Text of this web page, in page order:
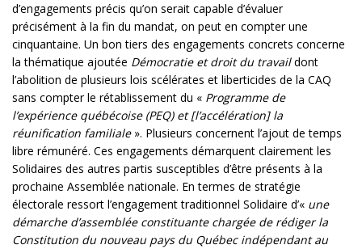
d’engagements précis qu’on serait capable d’évaluer
précisément à la fin du mandat, on peut en compter une
cinquantaine. Un bon tiers des engagements concrets concerne
la thématique ajoutée Démocratie et droit du travaildont
l’abolition de plusieurs lois scélérates et liberticides de la CAQ
sans compter le rétablissement du « Programme de
l’expérience québécoise (PEQ) et [l’accélération] la
réunification familiale». Plusieurs concernent l’ajout de temps
libre rémunéré. Ces engagements démarquent clairement les
Solidaires des autres partis susceptibles d’être présents à la
prochaine Assemblée nationale. En termes de stratégie
électorale ressort l’engagement traditionnel Solidaire d’« une
démarche d’assemblée constituante chargée de rédiger la
Constitution du nouveau pays du Québec indépendant au